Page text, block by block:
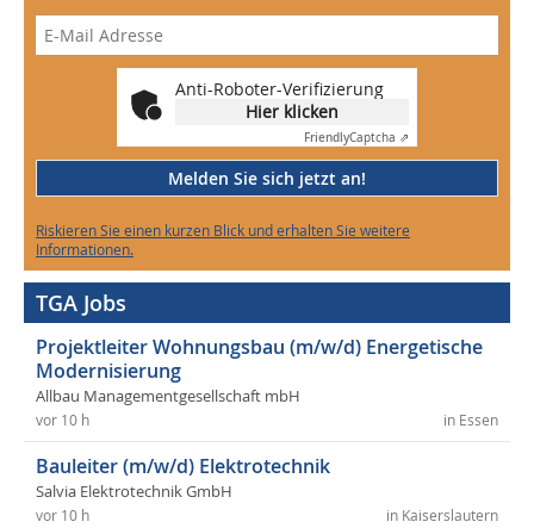
Anti-Roboter-Verifizierung
Hier klicken
FriendlyCaptcha ⇗
Melden Sie sich jetzt an!
Riskieren Sie einen kurzen Blick und erhalten Sie weitere
Informationen.
TGA Jobs
Projektleiter Wohnungsbau (m/w/d) Energetische
Modernisierung
Allbau Managementgesellschaft mbH
in Essen
vor 10 h
Bauleiter (m/w/d) Elektrotechnik
Salvia Elektrotechnik GmbH
in Kaiserslautern
vor 10 h